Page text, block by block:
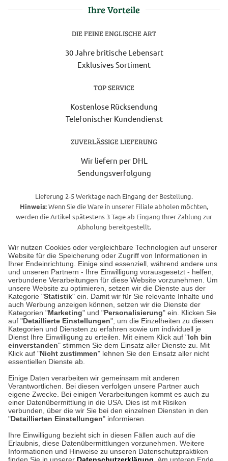
Wir nutzen Cookies oder vergleichbare Technologien auf unserer
Website für die Speicherung oder Zugriff von Informationen in
Ihrer Endeinrichtung. Einige sind essenziell, während andere uns
und unseren Partnern - Ihre Einwilligung vorausgesetzt - helfen,
verbundene Verarbeitungen für diese Website vorzunehmen. Um
unsere Website zu optimieren, setzen wir die Dienste aus der
Kategorie "Statistik" ein. Damit wir für Sie relevante Inhalte und
auch Werbung anzeigen können, setzen wir die Dienste der
Kategorien "Marketing" und "Personalisierung" ein. Klicken Sie
auf "Detaillierte Einstellungen", um die Einzelheiten zu diesen
Kategorien und Diensten zu erfahren sowie um individuell je
Dienst Ihre Einwilligung zu erteilen. Mit einem Klick auf "Ich bin
einverstanden" stimmen Sie dem Einsatz aller Dienste zu. Mit
Klick auf "Nicht zustimmen" lehnen Sie den Einsatz aller nicht
essentiellen Dienste ab.
Einige Daten verarbeiten wir gemeinsam mit anderen
Verantwortlichen. Bei diesen verfolgen unsere Partner auch
eigene Zwecke. Bei einigen Verarbeitungen kommt es auch zu
einer Datenübermittlung in die USA. Dies ist mit Risiken
verbunden, über die wir Sie bei den einzelnen Diensten in den
"Detaillierten Einstellungen" informieren.
Ihre Einwilligung bezieht sich in diesen Fällen auch auf die
Erlaubnis, diese Datenübermittlungen vorzunehmen. Weitere
Informationen und Hinweise zu unseren Datenschutzpraktiken
Ihre Vorteile
DIE FEINE ENGLISCHE ART
30 Jahre britische Lebensart
Exklusives Sortiment
TOP SERVICE
Kostenlose Rücksendung
Telefonischer Kundendienst
ZUVERLÄSSIGE LIEFERUNG
Wir liefern per DHL
Sendungsverfolgung
Lieferung 2-5 Werktage nach Eingang der Bestellung.
Hinweis:Wenn Sie die Ware in unserer Filiale abholen möchten,
werden die Artikel spätestens 3 Tage ab Eingang Ihrer Zahlung zur
Abholung bereitgestellt.
Unser Geschäft in Meckenheim
Auf dem Steinbüchel 6
53340 Meckenheim
Montag bis Samstag 9:00 Uhr bis 18:00 Uhr
weitere Information
Hier finden Sie uns im Netz
Kontakt
Umwelt und Entsorgung
Zur Echtheit von Bewertungen
Hinweisgeber-Schutzgesetz
Cookie-Einstellungen in Ihrem Browser
ACHTUNG!